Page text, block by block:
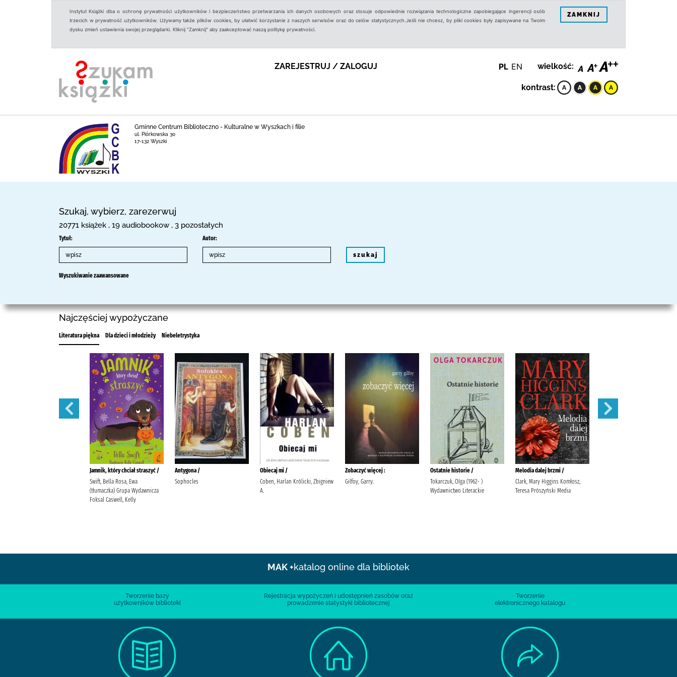
Instytut Książki dba o ochronę prywatności użytkowników i bezpieczeństwo przetwarzania ich danych osobowych oraz stosuje odpowiednie rozwiązania technologiczne zapobiegające ingerencji osób
trzecich w prywatność użytkowników. Używamy także plików cookies, by ułatwić korzystanie z naszych serwisów oraz do celów statystycznych.Jeśli nie chcesz, by pliki cookies były zapisywane na Twoim
dysku zmień ustawienia swojej przeglądarki. Kliknij "Zamknij" aby zaakceptować naszą politykę prywatności.
ZAMKNIJ
ZAREJESTRUJ / ZALOGUJ PL EN wielkość:
kontrast:
Gminne Centrum Biblioteczno - Kulturalne w Wyszkach i filie
ul. Piórkowska 30
17-132 Wyszki
Szukaj, wybierz, zarezerwuj
20771 książek , 19 audiobookow , 3 pozostałych
Tytuł: Autor:
szukaj
Wyszukiwanie zaawansowane
Najczęściej wypożyczane
Literatura piękna Dla dzieci i młodzieży Niebeletrystyka
Jamnik, który chciał straszyć /
Swift, Bella Rosa, Ewa
(tłumaczka) Grupa Wydawnicza
Foksal Caswell, Kelly
Antygona /
Sophocles
Obiecaj mi /
Coben, Harlan Królicki, Zbigniew
A.
Zobaczyć więcej :
Gilfoy, Garry.
Ostatnie historie /
Tokarczuk, Olga (1962- )
Wydawnictwo Literackie
Melodia dalej brzmi /
Clark, Mary Higgins Komłosz,
Teresa Prószyński Media
MAK +katalog online dla bibliotek
Tworzenie bazy
użytkowników biblioteki
Rejestracja wypożyczeń i udostępnień zasobów oraz
prowadzenie statystyki bibliotecznej
Tworzenie
elektronicznego katalogu